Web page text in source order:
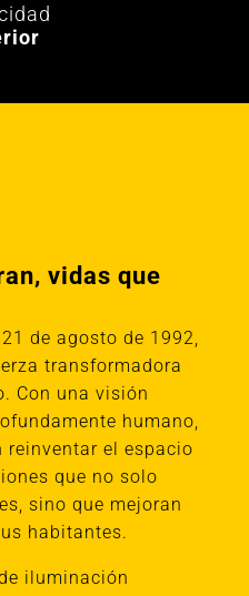
vidas que
de agosto de 1992,
transformadora
Con una visión
humano,
reinventar el espacio
que no solo
sino que mejoran
habitantes.
iluminación